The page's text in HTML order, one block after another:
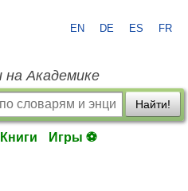
EN DE ES FR
на Академике
Найти!
Книги Игры ⚽